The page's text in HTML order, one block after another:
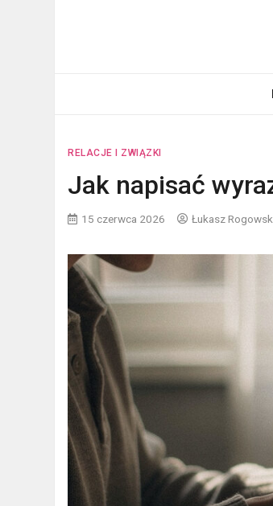
RELACJE I ZWIĄZKI
Jak napisać
15 czerwca 2026 Łukasz